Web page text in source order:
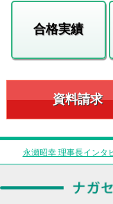
合格実績
資料請求
永瀬昭幸 理事長インタ